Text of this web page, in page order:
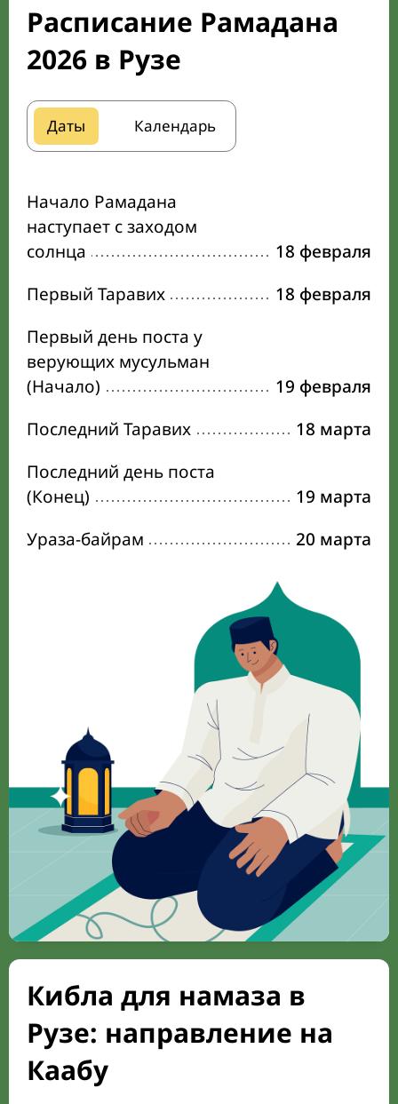
Расписание Рамадана
2026 в Рузе
Даты Календарь
Начало Рамадана
наступает с заходом
солнца
18 февраля
Первый Таравих
18 февраля
Первый день поста у
верующих мусульман
(Начало)
19 февраля
Последний Таравих
18 марта
Последний день поста
(Конец)
19 марта
Ураза-байрам
20 марта
Кибла для намаза в
Рузе: направление на
Каабу